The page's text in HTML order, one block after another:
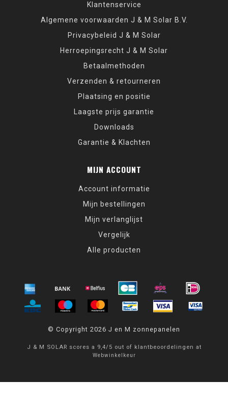
Klantenservice
Algemene voorwaarden J & M Solar B.V.
Privacybeleid J & M Solar
Herroepingsrecht J & M Solar
Betaalmethoden
Verzenden & retourneren
Plaatsing en positie
Laagste prijs garantie
Downloads
Garantie & Klachten
MIJN ACCOUNT
Account informatie
Mijn bestellingen
Mijn verlanglijst
Vergelijk
Alle producten
© Copyright 2026 J en M zonnepanelen
J & M SOLAR scores a 9,4/ 5 out of klantbeoordelingen at
Webwinkelkeur